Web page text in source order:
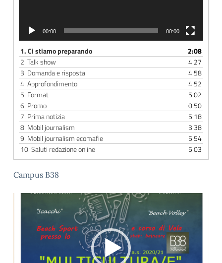
00:00 00:00
1.Ci stiamo preparando
2:08
2.Talk show
4:27
3. Domanda e risposta
4:58
4.Approfondimento
4:52
5. Format
5:02
6. Promo
0:50
7. Prima notizia
5:18
8. Mobil journalism
3:38
9. Mobil journalism ecomafie
5:54
10.Saluti redazione online 5:03
Campus B38